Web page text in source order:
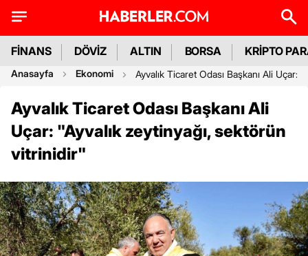
FİNANS DÖVİZ ALTIN BORSA KRİPTO
Anasayfa Ekonomi Ayvalık Ticaret Odası Başkanı Ali Uçar:
Ayvalık Ticaret Odası Başkanı Ali
Uçar: "Ayvalık zeytinyağı, sektörün
vitrinidir"